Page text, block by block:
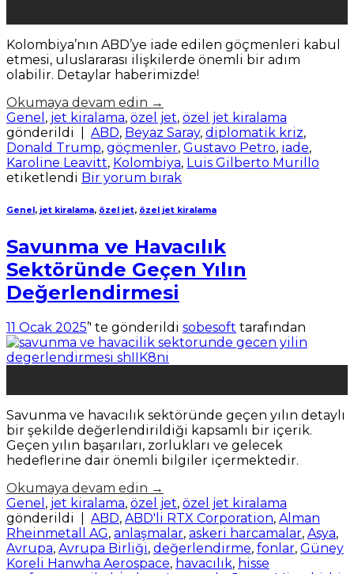
Kolombiya’nın ABD’ye iade edilen göçmenleri kabul
etmesi, uluslararası ilişkilerde önemli bir adım
olabilir. Detaylar haberimizde!
Okumaya devam edin →
Genel , jet kiralama, özel jet, özel jet kiralama
gönderildi
ABD, Beyaz Saray, diplomatik kriz,
Donald Trump, göçmenler, Gustavo Petro, iade,
Karoline Leavitt, Kolombiya, Luis Gilberto Murillo
etiketlendi Bir yorum bırak
Genel, jet kiralama, özel jet, özel jet kiralama
Savunma ve Havacılık
Sektöründe Geçen Yılın
Değerlendirmesi
11 Ocak 2025’' te gönderildi sobesoft tarafından
Savunma ve havacılık sektöründe geçen yılın detaylı
bir şekilde değerlendirildiği kapsamlı bir içerik.
Geçen yılın başarıları, zorlukları ve gelecek
hedeflerine dair önemli bilgiler içermektedir.
Okumaya devam edin →
Genel , jet kiralama, özel jet, özel jet kiralama
gönderildi
ABD, ABD'li RTX Corporation, Alman
Rheinmetall AG, anlaşmalar, askeri harcamalar, Asya,
Avrupa, Avrupa Birliği, değerlendirme, fonlar, Güney
Koreli Hanwha Aerospace, havacılık, hisse